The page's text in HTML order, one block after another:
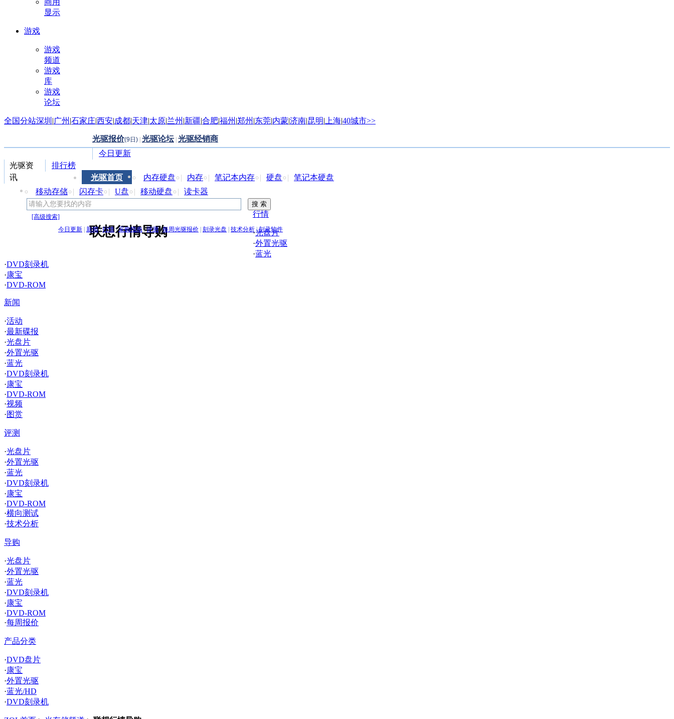
商用
显示
游戏
游戏
频道
游戏
库
游戏
论坛
全国分站深圳 |广州 |石家庄|西安|成都|天津|太原|兰州 |新疆|合肥|福州 |郑州 |东莞|内蒙|济南|昆明| 上海|40城市>>
光驱报价(9日) 光驱论坛| 光驱经销商
今日更新
光驱资
讯
排行榜
光驱首页
内存硬盘 | 内存 | 笔记本内存 | 硬盘 |
笔记本硬盘
移动存储
| 闪存卡 | U盘 | 移动硬盘 | 读卡器
[高级搜索]
今日更新 新闻|行情|采购指南|评测|每周光驱报价 刻录光盘 技术分析 |刻录软件
联想行情导购
行情
·光盘片
·外置光驱
·蓝光
·DVD刻录机
·康宝
·DVD-ROM
新闻
·活动
·最新碟报
·光盘片
·外置光驱
·蓝光
·DVD刻录机
·康宝
·DVD-ROM
·视频
·图赏
评测
·光盘片
·外置光驱
·蓝光
·DVD刻录机
·康宝
·DVD-ROM
·横向测试
·技术分析
导购
·光盘片
·外置光驱
·蓝光
·DVD刻录机
·康宝
·DVD-ROM
·每周报价
产品分类
·DVD盘片
·康宝
·外置光驱
·蓝光/HD
·DVD刻录机